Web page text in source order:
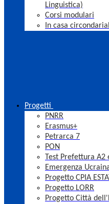
Linguistica)
Corsi modulari
In casa
Progetti
PNRR
Erasmus+
Petrarca 7
PON
Test Prefettura A2
Emergenza
Progetto CPIA
Progetto LORR
Progetto Città